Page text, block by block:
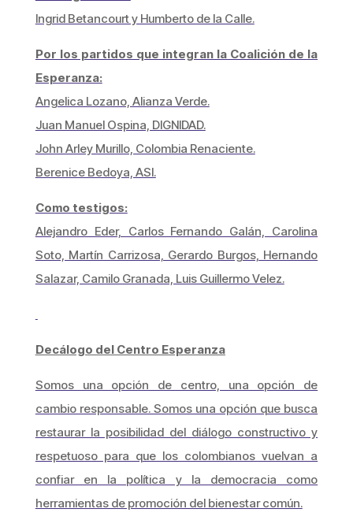
Ingrid Betancourt y Humberto de la Calle.
Por los partidos que integran la Coalición de la
Esperanza:
Angelica Lozano, Alianza Verde.
Juan Manuel Ospina, DIGNIDAD.
John Arley Murillo, Colombia Renaciente.
Berenice Bedoya, ASI.
Como testigos:
Alejandro Eder, Carlos Fernando Galán, Carolina
Soto, Martín Carrizosa, Gerardo Burgos, Hernando
Salazar, Camilo Granada, Luis Guillermo Velez.
Decálogo del Centro Esperanza
Somos una opción de centro, una opción de
cambio responsable. Somos una opción que busca
restaurar la posibilidad del diálogo constructivo y
respetuoso para que los colombianos vuelvan a
confiar en la política y la democracia como
herramientas de promoción del bienestar común.